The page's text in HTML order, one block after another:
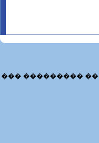
��� ���������